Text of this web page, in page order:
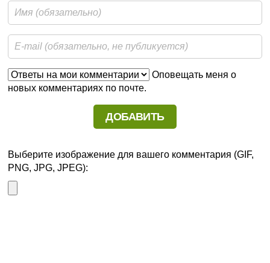
Оповещать меня о
новых комментариях по почте.
Выберите изображение для вашего комментария (GIF,
PNG, JPG, JPEG):